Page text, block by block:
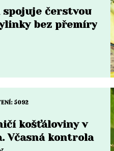
spojuje čerstvou
bez přemíry
5092
košťáloviny v
Včasná kontrola